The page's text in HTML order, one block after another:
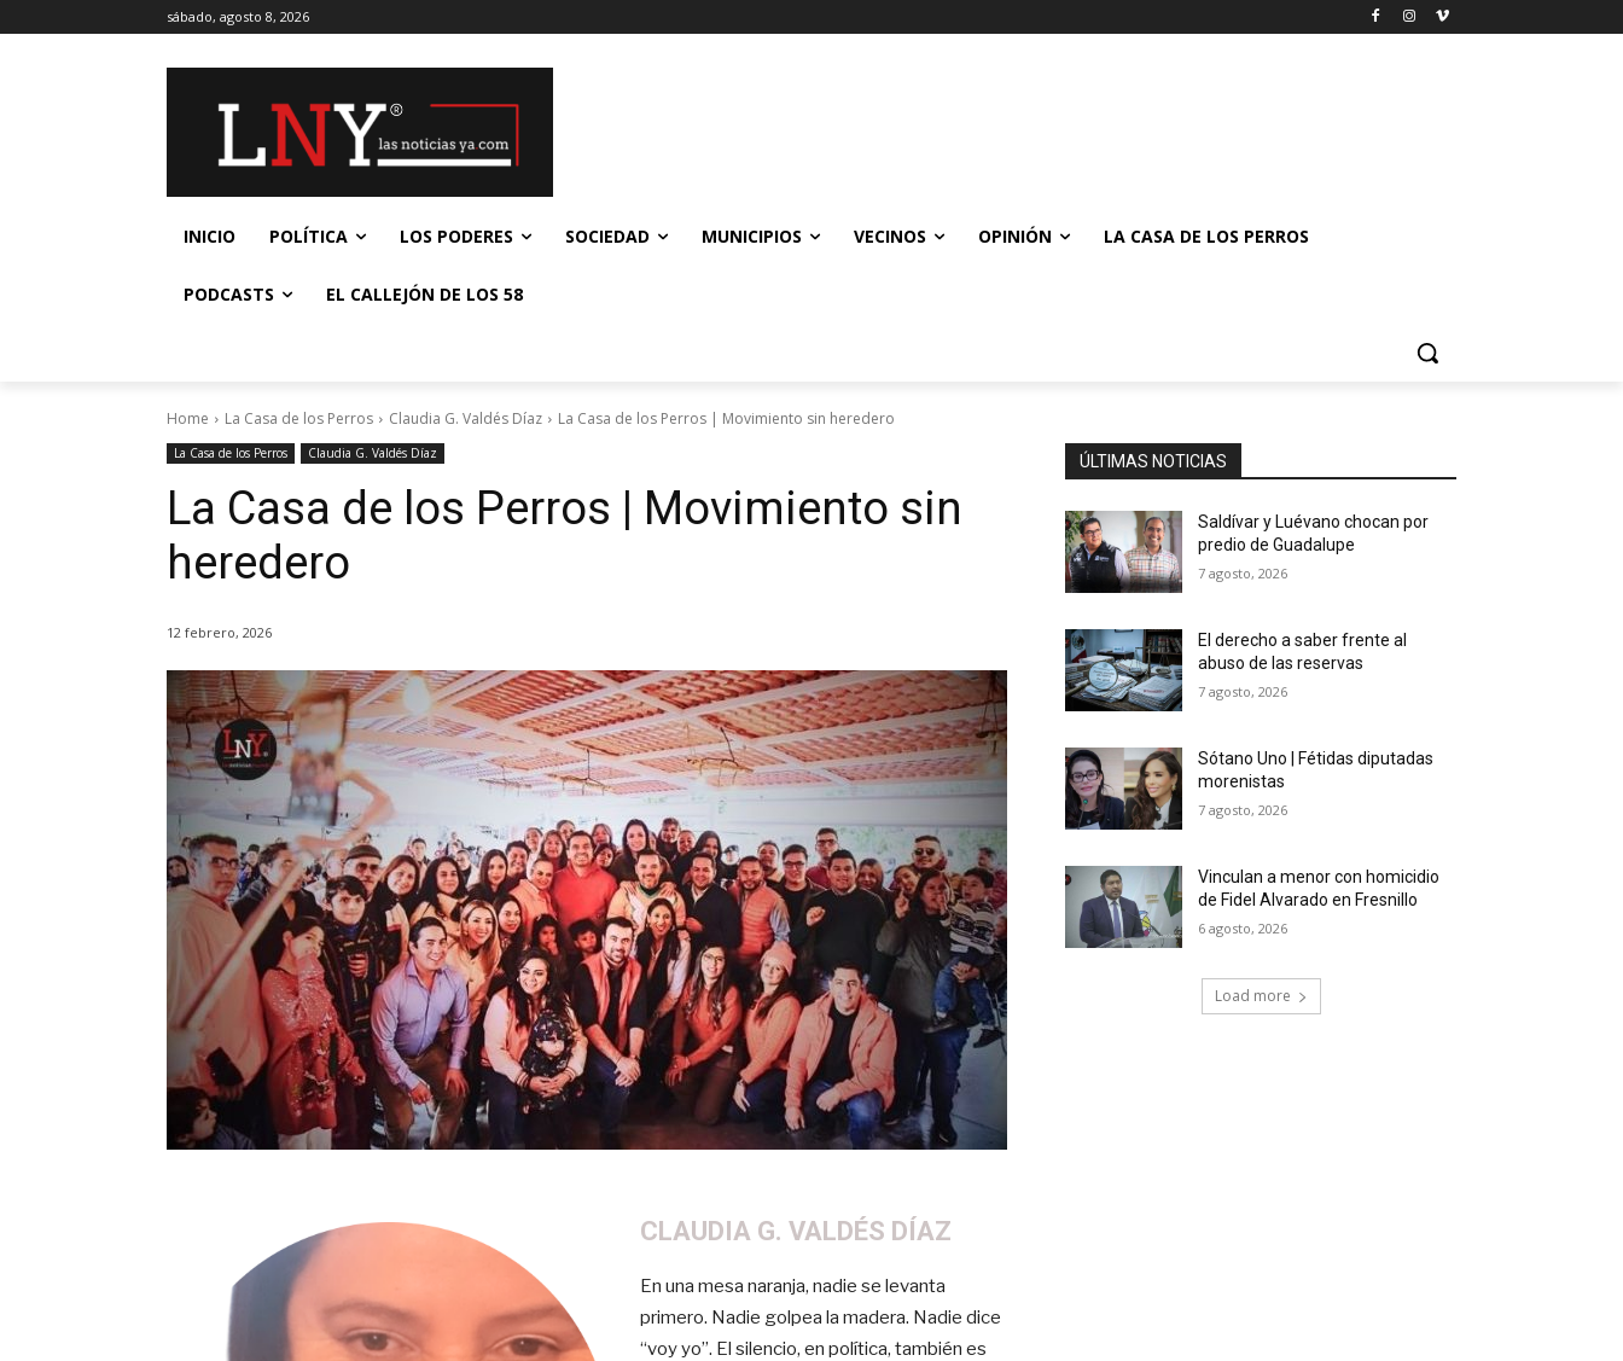
sábado, agosto 8, 2026
INICIO POLÍTICA LOS PODERES SOCIEDAD MUNICIPIOS VECINOS OPINIÓN LA CASA DE LOS PERROS
PODCASTS EL CALLEJÓN DE LOS 58
Home La Casa de los Perros Claudia G. Valdés Díaz La Casa de los Perros | Movimiento sin heredero
La Casa de los Perros Claudia G. Valdés Díaz
La Casa de los Perros | Movimiento sin
heredero
12 febrero, 2026
CLAUDIA G. VALDÉS DÍAZ
En una mesa naranja, nadie se levanta
primero. Nadie golpea la madera. Nadie dice
“voy yo”. El silencio, en política, también es
ÚLTIMAS NOTICIAS
Saldívar y Luévano chocan por
predio de Guadalupe
7 agosto, 2026
El derecho a saber frente al
abuso de las reservas
7 agosto, 2026
Sótano Uno | Fétidas diputadas
morenistas
7 agosto, 2026
Vinculan a menor con homicidio
de Fidel Alvarado en Fresnillo
6 agosto, 2026
Load more